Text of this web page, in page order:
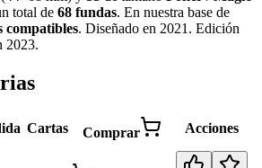
total de 68 fundas. En nuestra base de
compatibles. Diseñado en 2021. Edición
2023.
Cartas Comprar Acciones